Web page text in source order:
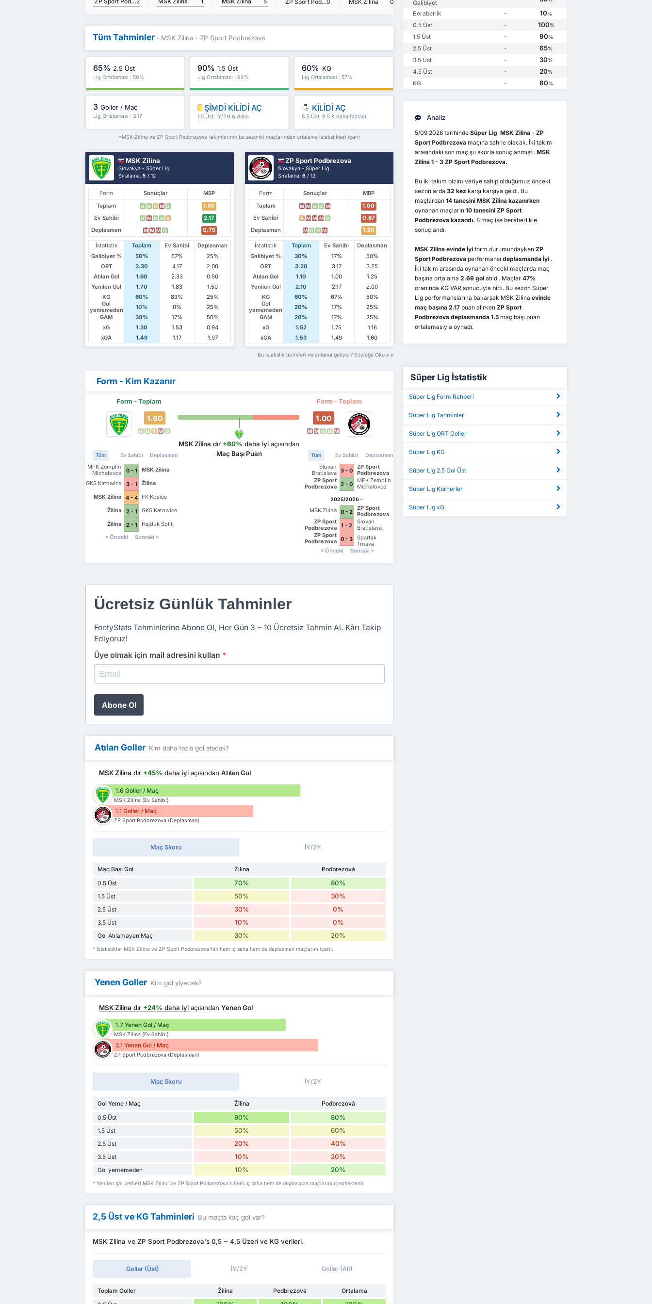
ZP Sport Podbrezova0
MSK Zilina
0
Tüm Tahminler - MSK Zilina - ZP Sport Podbrezova
65% 2.5 Üst
Lig Ortalaması : 50%
90% 1.5 Üst
Lig Ortalaması : 92%
60% KG
Lig Ortalaması : 57%
3 Goller / Maç
Lig Ortalaması : 3.17
ŞİMDİ KİLİDİ AÇ
1.5 Üst, İY/2H & daha
fazlası
KİLİDİ AÇ
8.5 Üst, 9.5 & daha fazlası
*MSK Zilina ve ZP Sport Podbrezova takımlarının bu sezonki maçlarından ortalama istatistikleri içerir
MSK Zilina
Slovakya - Süper Lig
Sıralama.5 / 12
Form Sonuçlar
MBP
Toplam
G G B M G
1.60
Ev Sahibi
G M G G B
2.17
Deplasman
M M M G 0.75
İstatistik Toplam Ev Sahibi
Deplasman
Galibiyet %
50% 67%
25%
ORT
3.30 4.17
2.00
Atılan Gol
1.60 2.33
0.50
Yenilen Gol
1.70 1.83
1.50
KG
60% 83%
25%
Gol
yememeden
10% 0%
25%
GAM
30% 17%
50%
xG
1.30 1.53
0.94
xGA
1.49 1.17 1.97
ZP Sport Podbrezova
Slovakya - Süper Lig
Sıralama.6 / 12
Form Sonuçlar
MBP
Toplam
M M G G M
1.00
Ev Sahibi
B M M M G
0.67
Deplasman
M G G M 1.50
İstatistik Toplam Ev Sahibi
Deplasman
Galibiyet %
30% 17%
50%
ORT
3.20 3.17
3.25
Atılan Gol
1.10 1.00
1.25
Yenilen Gol
2.10 2.17
2.00
KG
60% 67%
50%
Gol
yememeden
20% 17%
25%
GAM
20% 17%
25%
xG
1.52 1.75
1.16
xGA
1.53 1.49 1.60
Bu istatistik terimleri ne anlama geliyor? Sözlüğü Oku
Form - Kim Kazanır
Form - Toplam Form - Toplam
1.60
G G B M G
Tüm Ev Sahibi Deplasman
MFK Zemplin
Michalovce
0 - 1
MSK Zilina
GKS Katowice
3 - 1
Žilina
MSK Zilina
4 - 4
FK Kosice
Žilina
2 - 1
GKS Katowice
Žilina
2 - 1
Hajduk Split
Önceki
Sonraki
MSK Zilina dır +60% daha iyiaçısından
Maç Başı Puan
1.00
M M G G M
Tüm Ev Sahibi Deplasman
Slovan
Bratislava 3 - 0
ZP Sport
Podbrezova
ZP Sport
Podbrezova 2 - 0
MFK Zemplin
Michalovce
2025/2026
MSK Zilina 0 - 2
ZP Sport
Podbrezova
ZP Sport
Podbrezova
1 - 2
Slovan
Bratislava
ZP Sport
Podbrezova 0 - 3
Spartak
Trnava
Önceki
Sonraki
Ücretsiz Günlük Tahminler
FootyStats Tahminlerine Abone Ol, Her Gün 3 ~ 10 Ücretsiz Tahmin Al. Kârı Takip
Ediyoruz!
Üye olmak için mail adresini kullan *
Abone Ol
Atılan Goller Kim daha fazla gol atacak?
MSK Zilina dır +45% daha iyiaçısındanAtılan Gol
1.6 Goller / Maç
MSK Zilina (Ev Sahibi)
1.1 Goller / Maç
ZP Sport Podbrezova (Deplasman)
Maç Skoru İY/2Y
Maç Başı Gol Žilina
Podbrezová
0.5 Üst
70% 80%
1.5 Üst 50% 30%
2.5 Üst 30% 0%
3.5 Üst 10% 0%
Gol Atılamayan Maç 30% 20%
* İstatistikler MSK Zilina ve ZP Sport Podbrezova'nin hem iç saha hem de deplasman maçlarını içerir.
Yenen Goller Kim gol yiyecek?
MSK Zilina dır +24% daha iyiaçısındanYenen Gol
1.7 Yenen Gol / Maç
MSK Zilina (Ev Sahibi)
2.1 Yenen Gol / Maç
ZP Sport Podbrezova (Deplasman)
Maç Skoru İY/2Y
Gol Yeme / Maç Žilina
Podbrezová
0.5 Üst
90% 80%
1.5 Üst 50% 60%
2.5 Üst 20% 40%
3.5 Üst 10% 20%
Gol yememeden 10% 20%
* Yenilen gol verileri MSK Zilina ve ZP Sport Podbrezova's hem iç saha hem de deplasman maçlarını içermektedir.
2,5 Üst ve KG Tahminleri Bu maçta kaç gol var?
MSK Zilina ve ZP Sport Podbrezova's 0,5 ~ 4,5 Üzeri ve KG verileri.
Goller (Üst) İY/2Y Goller (Alt)
Toplam Goller Žilina Podbrezová
Ortalama
Galibiyet
Beraberlik - 10%
0.5 Üst - 100%
1.5 Üst - 90%
2.5 Üst - 65%
3.5 Üst - 30%
4.5 Üst - 20%
KG - 60%
Analiz
5/09 2026 tarihinde Süper Lig, MSK Zilina- ZP
Sport Podbrezovamaçına sahne olacak. İki takım
arasındaki son maç şu skorla sonuçlanmıştı. MSK
Zilina 1 - 3 ZP Sport Podbrezova.
Bu iki takım bizim veriye sahip olduğumuz önceki
sezonlarda 32 kezkarşı karşıya geldi. Bu
maçlardan 14 tanesini MSK Zilina kazanırken
oynanan maçların 10 tanesini ZP Sport
Podbrezova kazandı. 8 maç ise beraberlikle
sonuçlandı.
MSK Zilina evinde İyi form durumundayken ZP
Sport Podbrezovaperformansı deplasmanda İyi .
İki takım arasında oynanan önceki maçlarda maç
başına ortalama 2.69 golatıldı. Maçlar 47%
oranında KG VAR sonucuyla bitti. Bu sezon Süper
Lig performanslarına bakarsak MSK Zilina evinde
maç başına 2.17 puan alırken ZP Sport
Podbrezova deplasmanda 1.5 maç başı puan
ortalamasıyla oynadı.
Süper Lig İstatistik
Süper Lig Form Rehberi
Süper Lig Tahminler
Süper Lig ORT Goller
Süper Lig KG
Süper Lig 2.5 Gol Üst
Süper Lig Kornerler
Süper Lig xG